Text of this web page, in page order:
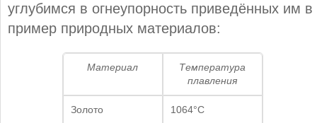
углубимся в огнеупорность приведённых им в
пример природных материалов:
Материал
Температура
плавления
Золото 1064°C